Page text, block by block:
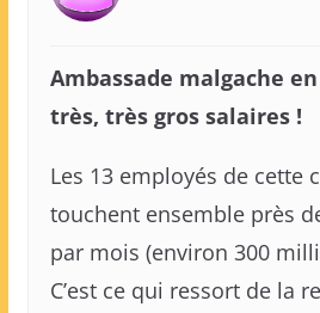
Ambassade malgache
très, très gros salaires !
Les 13 employés de cette
touchent ensemble près
par mois (environ 300
C’est ce qui ressort de la